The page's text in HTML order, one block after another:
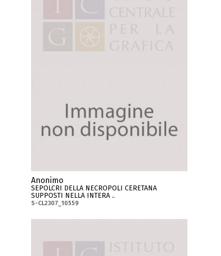
Anonimo
SEPOLCRI DELLA NECROPOLI CERETANA
SUPPOSTI NELLA INTERA ..
S-CL2307_10559